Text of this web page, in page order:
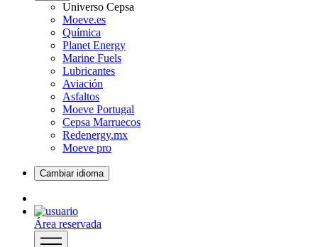
Universo Cepsa
Moeve.es
Química
Planet Energy
Marine Fuels
Lubricantes
Aviación
Asfaltos
Moeve Portugal
Cepsa Marruecos
Redenergy.mx
Moeve pro
Cambiar idioma
Área reservada